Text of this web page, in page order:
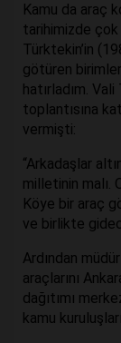
Kamu da araç
tarihimizde çok
Türktekin’in
götüren
hatırladım.
toplantısına
vermişti:
“Arkadaşlar
milletinin malı.
Köye bir araç
ve birlikte
Ardından
araçlarını
dağıtımı
kamu